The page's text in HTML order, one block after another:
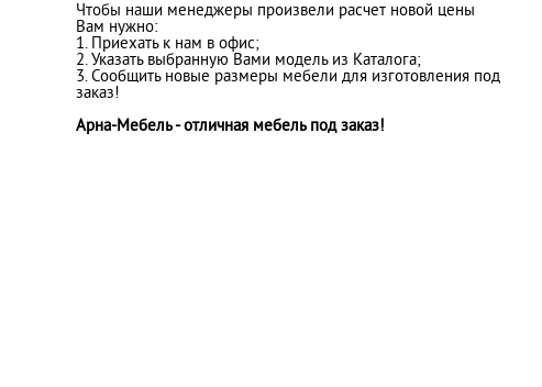
Чтобы наши менеджеры произвели расчет новой цены
Вам нужно:
1. Приехать к нам в офис;
2. Указать выбранную Вами модель из Каталога;
3. Сообщить новые размеры мебели для изготовления под
заказ!
Арна-Мебель - отличная мебель под заказ!